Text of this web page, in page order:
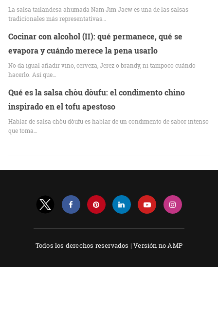
La salsa tailandesa ahumada Nam Jim Jaew es una de las salsas
tradicionales más representativas…
Cocinar con alcohol (II): qué permanece, qué se
evapora y cuándo merece la pena usarlo
No da igual añadir vino, cerveza, Jerez o brandy, ni tampoco cuándo
hacerlo. Así que…
Qué es la salsa chòu dòufu: el condimento chino
inspirado en el tofu apestoso
Hablar de salsa chòu dòufu es hablar de un condimento de sabor intenso
que toma…
Todos los derechos reservados |Versión no AMP